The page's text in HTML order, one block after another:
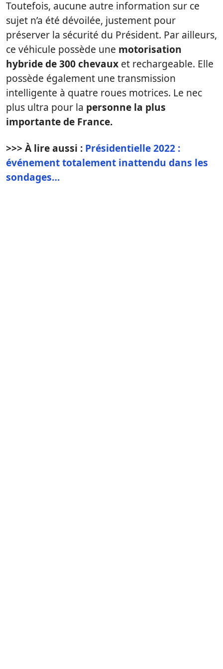
Toutefois, aucune autre information sur ce
sujet n’a été dévoilée, justement pour
préserver la sécurité du Président. Par ailleurs,
ce véhicule possède une motorisation
hybride de 300 chevaux et rechargeable. Elle
possède également une transmission
intelligente à quatre roues motrices. Le nec
plus ultra pour la personne la plus
importante de France.
>>> À lire aussi : Présidentielle 2022 :
événement totalement inattendu dans les
sondages…